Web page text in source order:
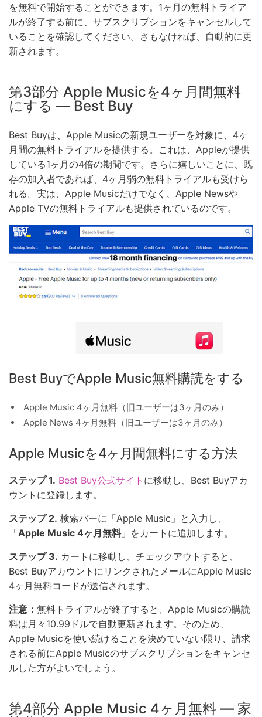
を無料で開始することができます。1ヶ月の無料トライア
ルが終了する前に、サブスクリプションをキャンセルして
いることを確認してください。さもなければ、自動的に更
新されます。
第3部分 Apple Musicを4ヶ月間無料
にする — Best Buy
Best Buyは、Apple Musicの新規ユーザーを対象に、4ヶ
月間の無料トライアルを提供する。これは、Appleが提供
している1ヶ月の4倍の期間です。さらに嬉しいことに、既
存の加入者であれば、4ヶ月弱の無料トライアルも受けら
れる。実は、Apple Musicだけでなく、Apple Newsや
Apple TVの無料トライアルも提供されているのです。
Best BuyでApple Music無料購読をする
Apple Music 4ヶ月無料（旧ユーザーは3ヶ月のみ）
Apple News 4ヶ月無料（旧ユーザーは3ヶ月のみ）
Apple Musicを4ヶ月間無料にする方法
ステップ 1. Best Buy公式サイト に移動し、Best Buyアカ
ウントに登録します。
ステップ 2. 検索バーに「Apple Music」と入力し、
「Apple Music 4ヶ月無料」をカートに追加します。
ステップ 3. カートに移動し、チェックアウトすると、
Best BuyアカウントにリンクされたメールにApple Music
4ヶ月無料コードが送信されます。
注意： 無料トライアルが終了すると、Apple Musicの購読
料は月々10.99ドルで自動更新されます。そのため、
Apple Musicを使い続けることを決めていない限り、請求
される前にApple Musicのサブスクリプションをキャンセ
ルした方がよいでしょう。
第4部分 Apple Music 4ヶ月無料 — 家